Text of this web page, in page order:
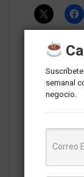
Tags del
autoservicios
Mauricio
semanal
negocio.